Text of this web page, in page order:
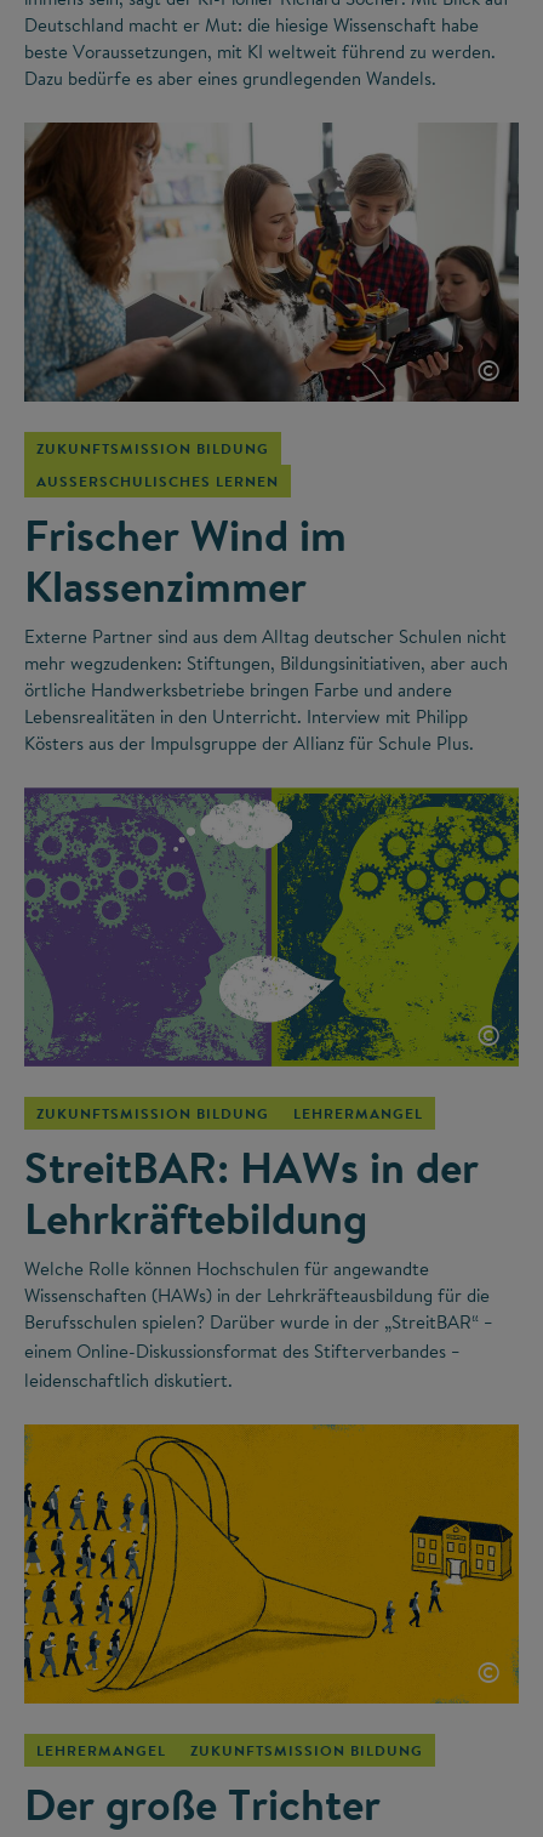
Deutschland macht er Mut: die hiesige Wissenschaft habe
beste Voraussetzungen, mit KI weltweit führend zu werden.
Dazu bedürfe es aber eines grundlegenden Wandels.
©
ZUKUNFTSMISSION BILDUNG
AUSSERSCHULISCHES LERNEN
Frischer Wind im
Klassenzimmer
Externe Partner sind aus dem Alltag deutscher Schulen nicht
mehr wegzudenken: Stiftungen, Bildungsinitiativen, aber auch
örtliche Handwerksbetriebe bringen Farbe und andere
Lebensrealitäten in den Unterricht. Interview mit Philipp
Kösters aus der Impulsgruppe der Allianz für Schule Plus.
©
ZUKUNFTSMISSION BILDUNG LEHRERMANGEL
StreitBAR: HAWs in der
Lehrkräftebildung
Welche Rolle können Hochschulen für angewandte
Wissenschaften (HAWs) in der Lehrkräfteausbildung für die
Berufsschulen spielen? Darüber wurde in der „StreitBAR“ –
einem Online-Diskussionsformat des Stifterverbandes –
leidenschaftlich diskutiert.
©
LEHRERMANGEL ZUKUNFTSMISSION BILDUNG
Der große Trichter